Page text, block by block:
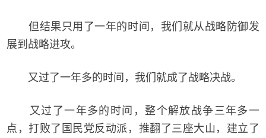
但结果只用了一年的时间，我们就从战略防御发
展到战略进攻。
又过了一年多的时间，我们就成了战略决战。
又过了一年多的时间，整个解放战争三年多一
点，打败了国民党反动派，推翻了三座大山，建立了